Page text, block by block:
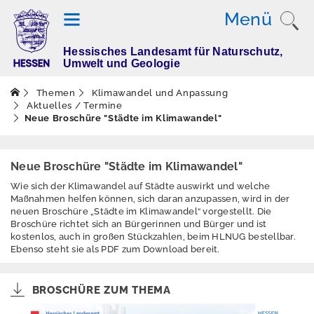
Menü
T
e
m
e
Altlasten
Boden
Dürre
e Felder / Licht
Hessisches Landesamt für Naturschutz,
Umwelt und Geologie
Themen
Klimawandel und Anpassung
Aktuelles / Termine
Neue Broschüre "Städte im Klimawandel"
Neue Broschüre "Städte im Klimawandel"
Wie sich der Klimawandel auf Städte auswirkt und welche
Maßnahmen helfen können, sich daran anzupassen, wird in der
neuen Broschüre „Städte im Klimawandel“ vorgestellt. Die
Broschüre richtet sich an Bürgerinnen und Bürger und ist
kostenlos, auch in großen Stückzahlen, beim HLNUG bestellbar.
Ebenso steht sie als PDF zum Download bereit.
BROSCHÜRE ZUM THEMA